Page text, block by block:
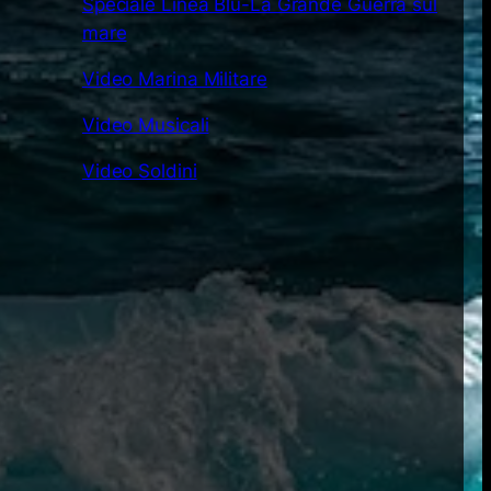
mare
Video Marina Militare
Video Musicali
Video Soldini